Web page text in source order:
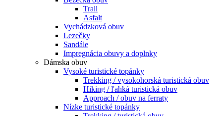
Trail
Asfalt
Vychádzková obuv
Lezečky
Sandále
Impregnácia obuvy a doplnky
Dámska obuv
Vysoké turistické topánky
Trekking / vysokohorská turistická obuv
Hiking / ľahká turistická obuv
Approach / obuv na ferraty
Nízke turistické topánky